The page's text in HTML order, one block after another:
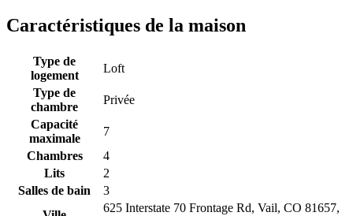
Caractéristiques de la maison
Type de
logement
Loft
Type de
chambre
Privée
Capacité
maximale
7
Chambres
4
Lits
2
Salles de bain
3
625 Interstate 70 Frontage Rd, Vail, CO 81657,